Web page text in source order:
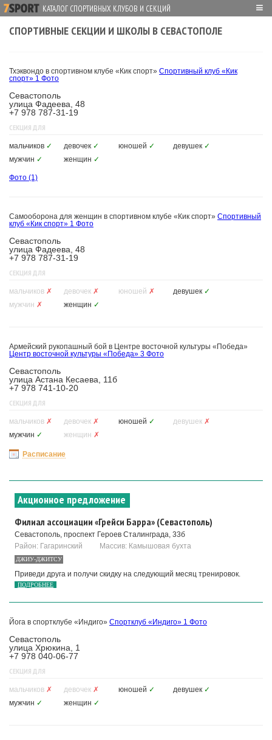
КАТАЛОГ СПОРТИВНЫХ КЛУБОВ И СЕКЦИЙ ≡
СПОРТИВНЫЕ СЕКЦИИ И ШКОЛЫ В СЕВАСТОПОЛЕ
Тхэквондо в спортивном клубе «Кик спорт» Спортивный клуб «Кик
спорт» 1 Фото
Севастополь
улица Фадеева, 48
+7 978 787-31-19
СЕКЦИЯ ДЛЯ
мальчиков ✓ девочек ✓ юношей ✓ девушек ✓
мужчин ✓ женщин ✓
Фото (1)
Самооборона для женщин в спортивном клубе «Кик спорт» Спортивный
клуб «Кик спорт» 1 Фото
Севастополь
улица Фадеева, 48
+7 978 787-31-19
СЕКЦИЯ ДЛЯ
мальчиков ✗ девочек ✗ юношей ✗ девушек ✓
мужчин ✗ женщин ✓
Армейский рукопашный бой в Центре восточной культуры «Победа»
Центр восточной культуры «Победа» 3 Фото
Севастополь
улица Астана Кесаева, 11б
+7 978 741-10-20
СЕКЦИЯ ДЛЯ
мальчиков ✗ девочек ✗ юношей ✓ девушек ✗
мужчин ✓ женщин ✗
Расписание
Акционное предложение
Филиал ассоциации «Грейси Барра» (Севастополь)
Севастополь, проспект Героев Сталинграда, 33б
Район: Гагаринский
Массив: Камышовая бухта
ДЖИУ-ДЖИТСУ
Приведи друга и получи скидку на следующий месяц тренировок.
ПОДРОБНЕЕ
Йога в спортклубе «Индиго» Спортклуб «Индиго» 1 Фото
Севастополь
улица Хрюкина, 1
+7 978 040-06-77
СЕКЦИЯ ДЛЯ
мальчиков ✗ девочек ✗ юношей ✓ девушек ✓
мужчин ✓ женщин ✓